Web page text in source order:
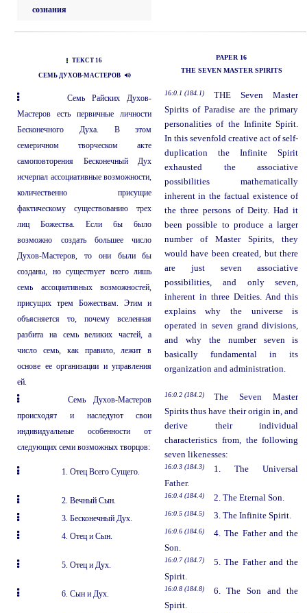
сознания
ТЕКСТ 16
СЕМЬ ДУХОВ-МАСТЕРОВ
PAPER 16
THE SEVEN MASTER SPIRITS
Семь Райских Духов-
Мастеров есть первичные личности
Бесконечного Духа. В этом
семеричном творческом акте
самоповторения Бесконечный Дух
исчерпал ассоциативные возможности,
количественно присущие
фактическому существованию трех
лиц Божества. Если бы было
возможно создать большее число
Духов-Мастеров, то они были бы
созданы, но существует всего лишь
семь ассоциативных возможностей,
присущих трем Божествам. Этим и
объясняется то, почему вселенная
разбита на семь великих частей, а
число семь, как правило, лежит в
основе ее организации и управления
ей.
16:0.1 (184.1)
THE Seven Master
Spirits of Paradise are the primary
personalities of the Infinite Spirit.
In this sevenfold creative act of self-
duplication the Infinite Spirit
exhausted the associative
possibilities mathematically
inherent in the factual existence of
the three persons of Deity. Had it
been possible to produce a larger
number of Master Spirits, they
would have been created, but there
are just seven associative
possibilities, and only seven,
inherent in three Deities. And this
explains why the universe is
operated in seven grand divisions,
and why the number seven is
basically fundamental in its
organization and administration.
Семь Духов-Мастеров
происходят и наследуют свои
индивидуальные особенности от
следующих семи возможных творцов:
16:0.2 (184.2)
The Seven Master
Spirits thus have their origin in, and
derive their individual
characteristics from, the following
seven likenesses:
1. Отец Всего Сущего.
16:0.3 (184.3)
1. The Universal
Father.
2. Вечный Сын.
16:0.4 (184.4) 2. The Eternal Son.
3. Бесконечный Дух.
16:0.5 (184.5) 3. The Infinite Spirit.
4. Отец и Сын.
16:0.6 (184.6)
4. The Father and the
Son.
5. Отец и Дух.
16:0.7 (184.7)
5. The Father and the
Spirit.
6. Сын и Дух.
16:0.8 (184.8)
6. The Son and the
Spirit.